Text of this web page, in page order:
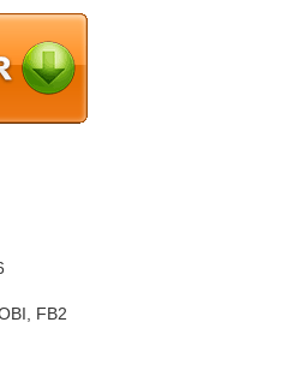
FB2